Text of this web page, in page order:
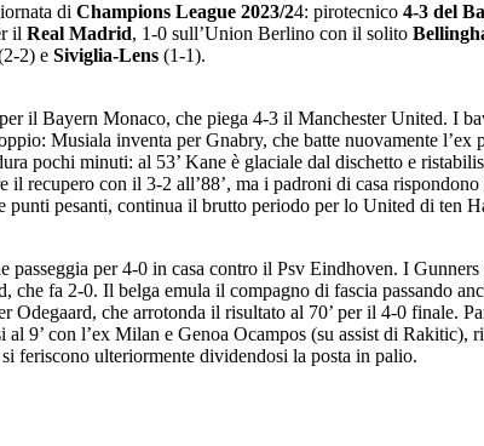
di Champions League 2023/24: pirotecnico 4-3 del
il Real Madrid, 1-0 sull’Union Berlino con il solito
2) e Siviglia-Lens (1-1).
il Bayern Monaco, che piega 4-3 il Manchester United. I
Musiala inventa per Gnabry, che batte nuovamente
pochi minuti: al 53’ Kane è glaciale dal dischetto e
il recupero con il 3-2 all’88’, ma i padroni di casa
punti pesanti, continua il brutto periodo per lo United di ten
passeggia per 4-0 in casa contro il Psv Eindhoven. I
che fa 2-0. Il belga emula il compagno di fascia passando
Odegaard, che arrotonda il risultato al 70’ per il 4-0 finale.
al 9’ con l’ex Milan e Genoa Ocampos (su assist di
feriscono ulteriormente dividendosi la posta in palio.